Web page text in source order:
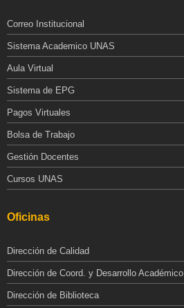
Correo Institucional
Sistema Academico UNAS
Aula Virtual
Sistema de EPG
Pagos Virtuales
Bolsa de Trabajo
Gestión Docentes
Cursos UNAS
Oficinas
Dirección de Calidad
Dirección de Coord. y Desarrollo Académico
Dirección de Biblioteca